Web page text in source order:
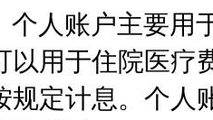
人账户主要用
以用于住院医
规定计息。个人